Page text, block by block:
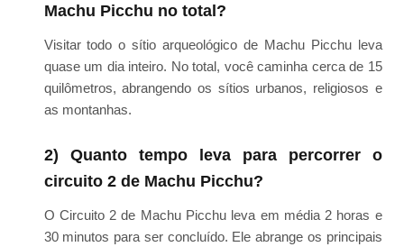
Machu Picchu no total?
Visitar todo o sítio arqueológico de Machu Picchu leva
quase um dia inteiro. No total, você caminha cerca de 15
quilômetros, abrangendo os sítios urbanos, religiosos e
as montanhas.
2) Quanto tempo leva para percorrer o
circuito 2 de Machu Picchu?
O Circuito 2 de Machu Picchu leva em média 2 horas e
30 minutos para ser concluído. Ele abrange os principais